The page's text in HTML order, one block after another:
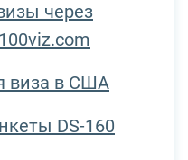
через
виза в США
DS-160